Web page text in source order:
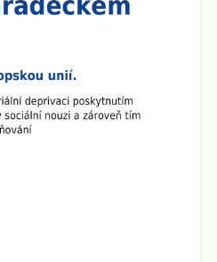
se v učebně 8.A na 2.
schůze SRPŠ.